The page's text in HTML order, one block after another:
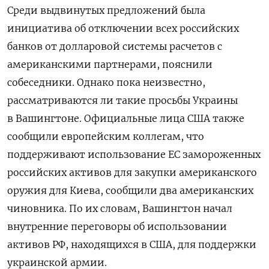
Среди выдвинутых предложений была
инициатива об отключении всех российских
банков от долларовой системы расчетов с
американскими партнерами, пояснили
собеседники. Однако пока неизвестно,
рассматриваются ли такие просьбы Украины
в Вашингтоне. Официальные лица США также
сообщили европейским коллегам, что
поддерживают использование ЕС замороженных
российских активов для закупки американского
оружия для Киева, сообщили два американских
чиновника. По их словам, Вашингтон начал
внутренние переговоры об использовании
активов РФ, находящихся в США, для поддержки
украинской армии.